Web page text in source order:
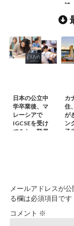
談
日本の公立中
学卒業後、マ
レーシアで
IGCSEを受け
てみた。難易
カ
住
が
ン
子
メールアドレスが
る欄は必須項目です
コメント ※